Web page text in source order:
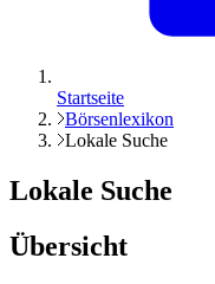
Startseite
Börsenlexikon
Lokale Suche
Lokale Suche
Übersicht